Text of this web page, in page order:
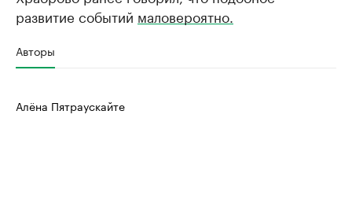
развитие событий маловероятно.
Авторы
Алёна Пятраускайте